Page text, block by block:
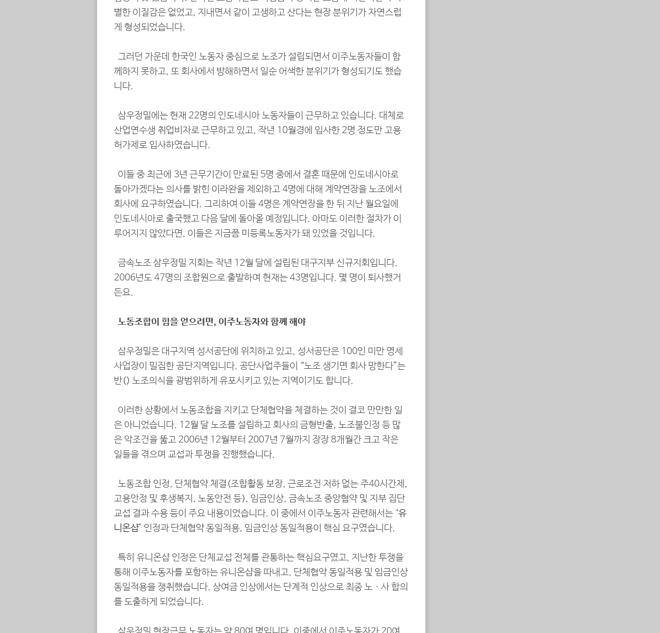
별한 이질감은 없었고, 지내면서 같이 고생하고 산다는 현장 분위기가 자연스럽
게 형성되었습니다.
그러던 가운데 한국인 노동자 중심으로 노조가 설립되면서 이주노동자들이 함
께하지 못하고, 또 회사에서 방해하면서 일순 어색한 분위기가 형성되기도 했습
니다.
삼우정밀에는 현재 22명의 인도네시아 노동자들이 근무하고 있습니다. 대체로
산업연수생 취업비자로 근무하고 있고, 작년 10월경에 입사한 2명 정도만 고용
허가제로 입사하였습니다.
이들 중 최근에 3년 근무기간이 만료된 5명 중에서 결혼 때문에 인도네시아로
돌아가겠다는 의사를 밝힌 이라완을 제외하고 4명에 대해 계약연장을 노조에서
회사에 요구하였습니다. 그리하여 이들 4명은 계약연장을 한 뒤 지난 월요일에
인도네시아로 출국했고 다음 달에 돌아올 예정입니다. 아마도 이러한 절차가 이
루어지지 않았다면, 이들은 지금쯤 미등록노동자가 돼 있었을 것입니다.
금속노조 삼우정밀 지회는 작년 12월 달에 설립된 대구지부 신규지회입니다.
2006년도 47명의 조합원으로 출발하여 현재는 43명입니다. 몇 명이 퇴사했거
든요.
노동조합이 힘을 얻으려면, 이주노동자와 함께 해야
삼우정밀은 대구지역 성서공단에 위치하고 있고, 성서공단은 100인 미만 영세
사업장이 밀집한 공단지역입니다. 공단사업주들이 “노조 생기면 회사 망한다”는
반(反) 노조의식을 광범위하게 유포시키고 있는 지역이기도 합니다.
이러한 상황에서 노동조합을 지키고 단체협약을 체결하는 것이 결코 만만한 일
은 아니었습니다. 12월 달 노조를 설립하고 회사의 금형반출, 노조불인정 등 많
은 악조건을 뚫고 2006년 12월부터 2007년 7월까지 장장 8개월간 크고 작은
일들을 겪으며 교섭과 투쟁을 진행했습니다.
노동조합 인정, 단체협약 체결(조합활동 보장, 근로조건 저하 없는 주40시간제,
고용안정 및 후생복지, 노동안전 등), 임금인상, 금속노조 중앙협약 및 지부 집단
교섭 결과 수용 등이 주요 내용이었습니다. 이 중에서 이주노동자 관련해서는 ‘유
니온샵’ 인정과 단체협약 동일적용, 임금인상 동일적용이 핵심 요구였습니다.
특히 유니온샵 인정은 단체교섭 전체를 관통하는 핵심요구였고, 지난한 투쟁을
통해 이주노동자를 포함하는 유니온샵을 따내고, 단체협약 동일적용 및 임금인상
동일적용을 쟁취했습니다. 상여금 인상에서는 단계적 인상으로 최종 노ㆍ사 합의
를 도출하게 되었습니다.